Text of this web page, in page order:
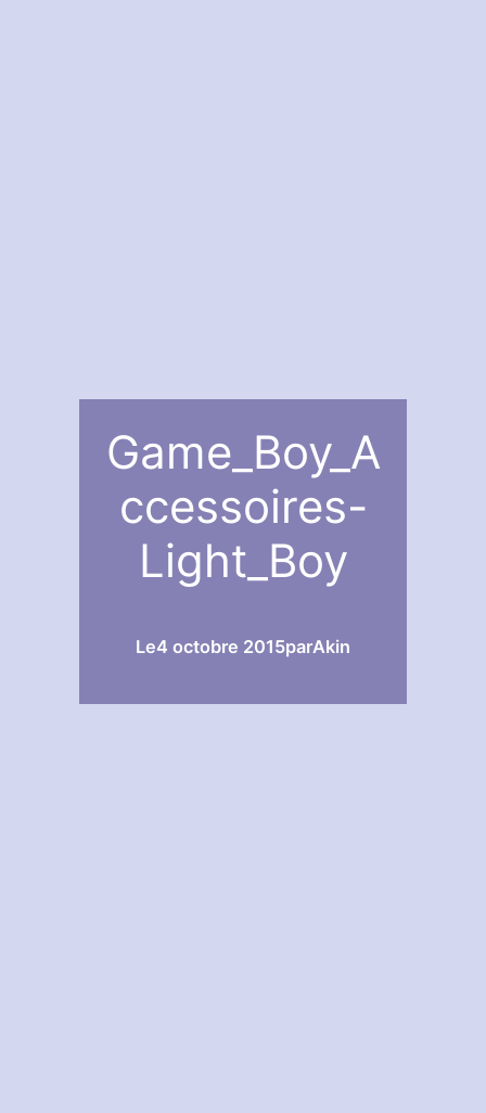
Game_Boy_A
ccessoires-
Light_Boy
Le4 octobre 2015parAkin